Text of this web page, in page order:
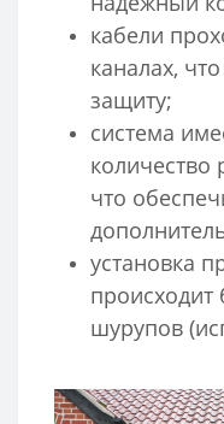
кабели
каналах,
защиту;
система
количество
что
установка
происходит
шурупов